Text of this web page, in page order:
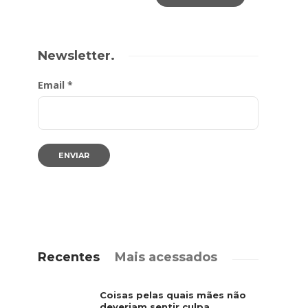
Newsletter.
Email *
Recentes Mais acessados
Coisas pelas quais mães não